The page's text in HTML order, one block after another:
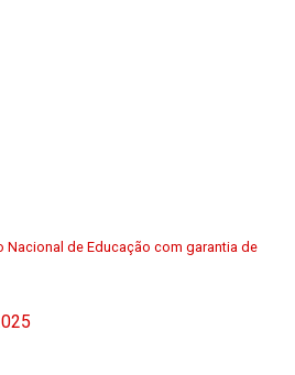
Nacional de Educação com garantia de